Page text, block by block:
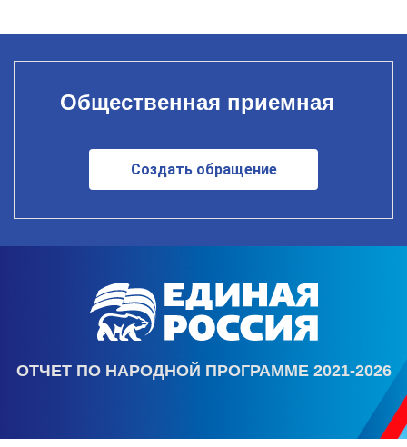
Общественная приемная
Создать обращение
ОТЧЕТ ПО НАРОДНОЙ ПРОГРАММЕ 2021-2026